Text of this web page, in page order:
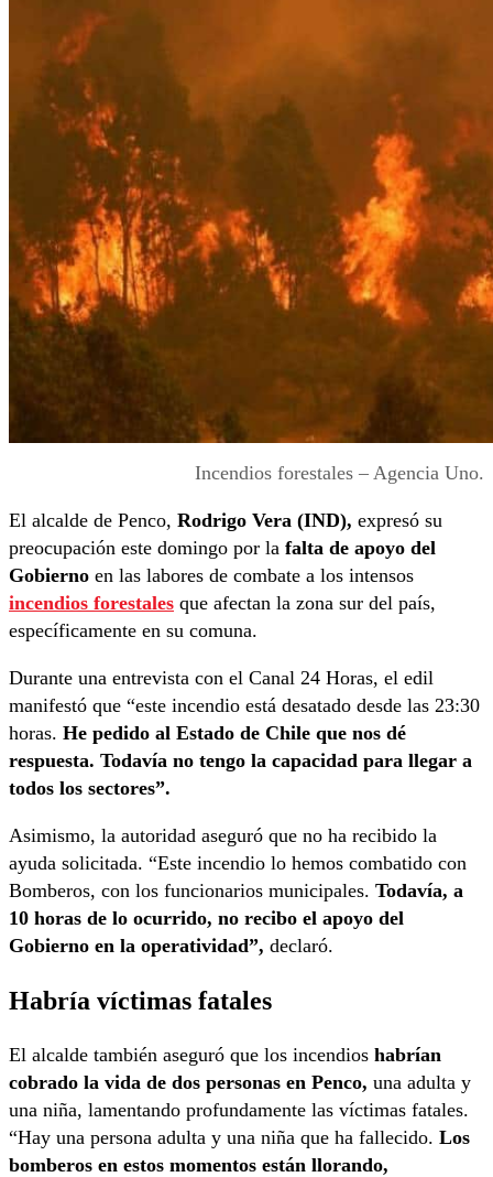
Incendios forestales – Agencia Uno.
El alcalde de Penco, Rodrigo Vera (IND), expresó su
preocupación este domingo por la falta de apoyo del
Gobierno en las labores de combate a los intensos
incendios forestales que afectan la zona sur del país,
específicamente en su comuna.
Durante una entrevista con el Canal 24 Horas, el edil
manifestó que “este incendio está desatado desde las 23:30
horas. He pedido al Estado de Chile que nos dé
respuesta. Todavía no tengo la capacidad para llegar a
todos los sectores”.
Asimismo, la autoridad aseguró que no ha recibido la
ayuda solicitada. “Este incendio lo hemos combatido con
Bomberos, con los funcionarios municipales. Todavía, a
10 horas de lo ocurrido, no recibo el apoyo del
Gobierno en la operatividad”, declaró.
Habría víctimas fatales
El alcalde también aseguró que los incendios habrían
cobrado la vida de dos personas en Penco, una adulta y
una niña, lamentando profundamente las víctimas fatales.
“Hay una persona adulta y una niña que ha fallecido. Los
bomberos en estos momentos están llorando,